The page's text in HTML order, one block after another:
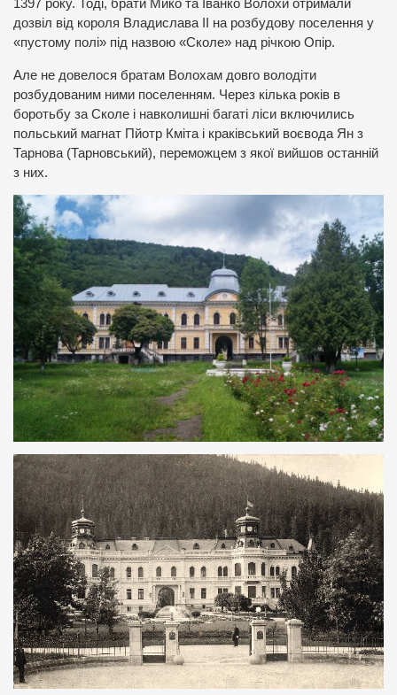
1397 року. Тоді, брати Мико та Іванко Волохи отримали
дозвіл від короля Владислава ІІ на розбудову поселення у
«пустому полі» під назвою «Сколе» над річкою Опір.
Але не довелося братам Волохам довго володіти
розбудованим ними поселенням. Через кілька років в
боротьбу за Сколе і навколишні багаті ліси включились
польський магнат Пйотр Кміта і краківський воєвода Ян з
Тарнова (Тарновський), переможцем з якої вийшов останній
з них.